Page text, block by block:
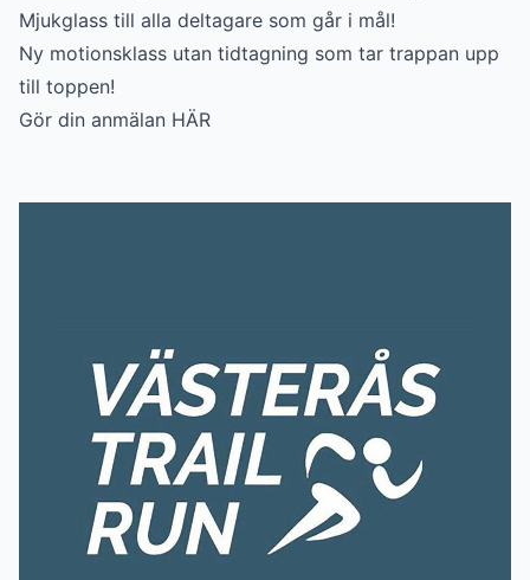
Mjukglass till alla deltagare som går i mål!
Ny motionsklass utan tidtagning som tar trappan upp
till toppen!
Gör din anmälan HÄR